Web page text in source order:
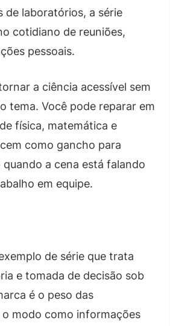
de laboratórios, a série
cotidiano de reuniões,
pessoais.
a ciência acessível sem
tema. Você pode reparar em
física, matemática e
como gancho para
quando a cena está falando
em equipe.
de série que trata
e tomada de decisão sob
é o peso das
o modo como informações